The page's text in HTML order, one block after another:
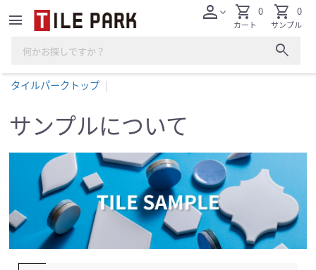
menu
search
personexpand_more shopping_cart
カート
0 shopping_cart
サンプル
0
タイルパークトップ
サンプルについて